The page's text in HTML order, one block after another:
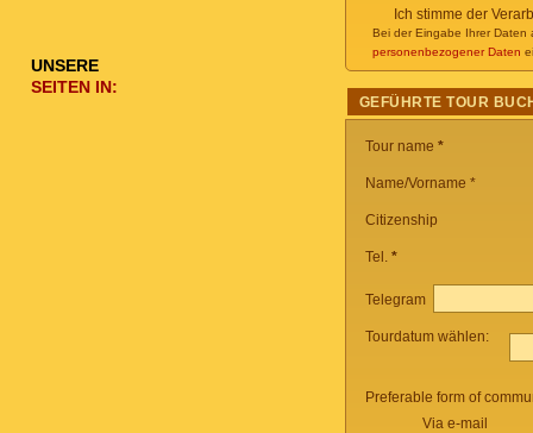
Ich stimme der
Bei der Eingabe Ihrer Daten
personenbezogener Daten
GEFÜHRTE TOUR
Tour name *
Name/Vorname *
Citizenship
Tel. *
Telegram
Tourdatum wählen:
Preferable form of
Via e-mail
UNSERE
SEITEN IN: